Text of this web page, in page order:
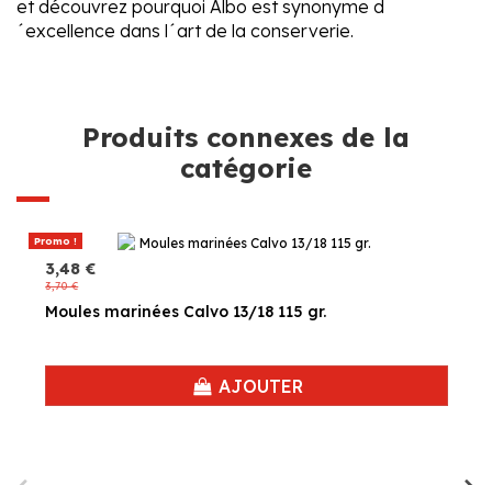
et découvrez pourquoi Albo est synonyme d
´excellence dans l´art de la conserverie.
Produits connexes de la
catégorie
Promo !
3,48 €
3,70 €
Moules marinées Calvo 13/18 115 gr.
AJOUTER